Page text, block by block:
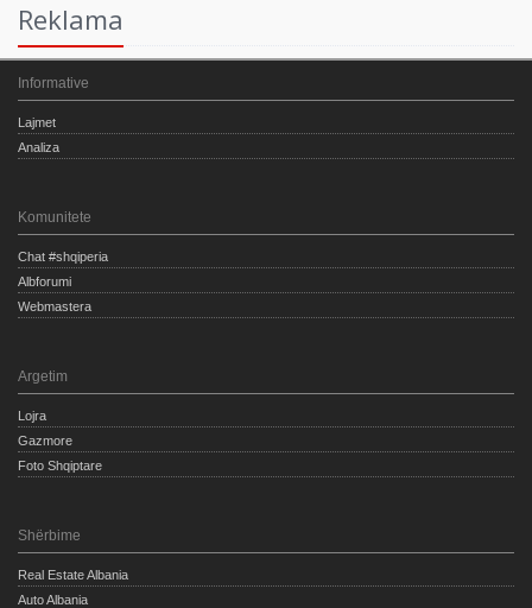
Reklama
Informative
Lajmet
Analiza
Komunitete
Chat #shqiperia
Albforumi
Webmastera
Argetim
Lojra
Gazmore
Foto Shqiptare
Shërbime
Real Estate Albania
Auto Albania